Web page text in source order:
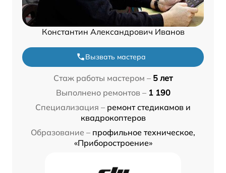
Константин Александрович Иванов
Вызвать мастера
Стаж работы мастером – 5 лет
Выполнено ремонтов – 1 190
Специализация – ремонт стедикамов и
квадрокоптеров
Образование – профильное техническое,
«Приборостроение»